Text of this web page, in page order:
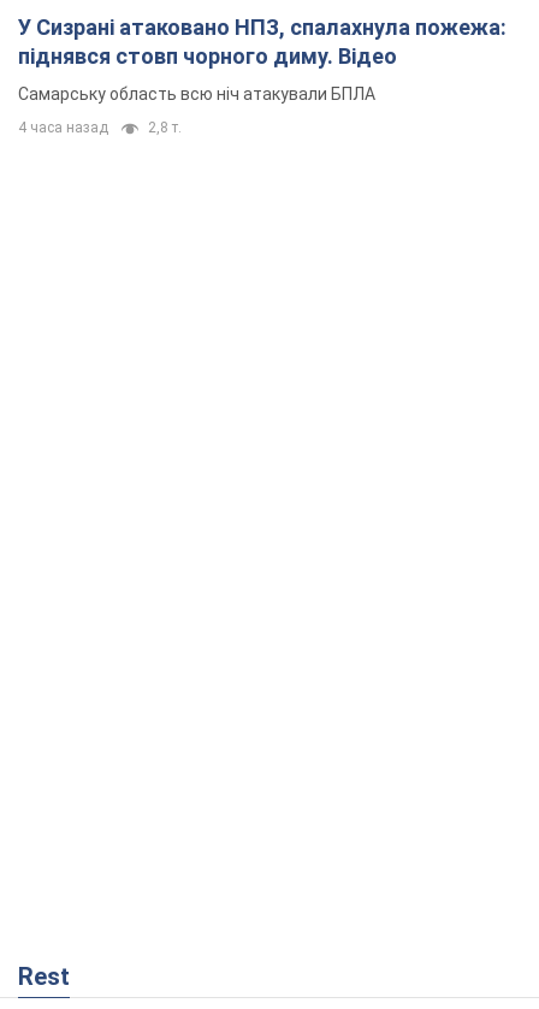
У Сизрані атаковано НПЗ, спалахнула пожежа:
піднявся стовп чорного диму. Відео
Самарську область всю ніч атакували БПЛА
4 часа назад 2,8 т.
Rest